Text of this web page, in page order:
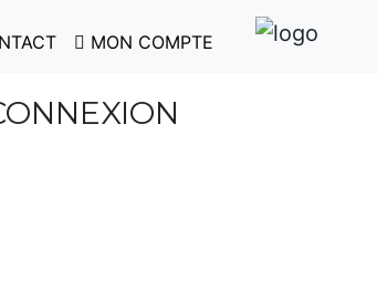
MON COMPTE